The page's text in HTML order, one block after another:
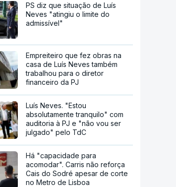
PS diz que situação de Luís
Neves "atingiu o limite do
admissível"
Empreiteiro que fez obras na
casa de Luís Neves também
trabalhou para o diretor
financeiro da PJ
Luís Neves. "Estou
absolutamente tranquilo" com
auditoria à PJ e "não vou ser
julgado" pelo TdC
Há "capacidade para
acomodar". Carris não reforça
Cais do Sodré apesar de corte
no Metro de Lisboa